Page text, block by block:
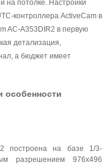
на потолке. Настройки
контроллера ActiveCam в
AC-A353DIR2 в первую
детализация,
а бюджет имеет
особенности
построена на базе 1/3-
разрешением 976х496